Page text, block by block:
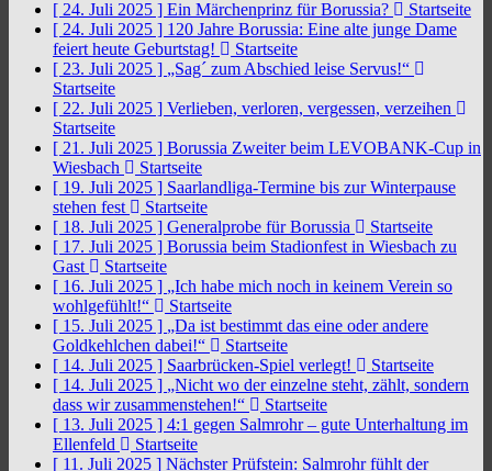
[ 24. Juli 2025 ] Ein Märchenprinz für Borussia?
Startseite
[ 24. Juli 2025 ] 120 Jahre Borussia: Eine alte junge Dame
feiert heute Geburtstag!
Startseite
[ 23. Juli 2025 ] „Sag´ zum Abschied leise Servus!“
Startseite
[ 22. Juli 2025 ] Verlieben, verloren, vergessen, verzeihen
Startseite
[ 21. Juli 2025 ] Borussia Zweiter beim LEVOBANK-Cup in
Wiesbach
Startseite
[ 19. Juli 2025 ] Saarlandliga-Termine bis zur Winterpause
stehen fest
Startseite
[ 18. Juli 2025 ] Generalprobe für Borussia
Startseite
[ 17. Juli 2025 ] Borussia beim Stadionfest in Wiesbach zu
Gast
Startseite
[ 16. Juli 2025 ] „Ich habe mich noch in keinem Verein so
wohlgefühlt!“
Startseite
[ 15. Juli 2025 ] „Da ist bestimmt das eine oder andere
Goldkehlchen dabei!“
Startseite
[ 14. Juli 2025 ] Saarbrücken-Spiel verlegt!
Startseite
[ 14. Juli 2025 ] „Nicht wo der einzelne steht, zählt, sondern
dass wir zusammenstehen!“
Startseite
[ 13. Juli 2025 ] 4:1 gegen Salmrohr – gute Unterhaltung im
Ellenfeld
Startseite
[ 11. Juli 2025 ] Nächster Prüfstein: Salmrohr fühlt der